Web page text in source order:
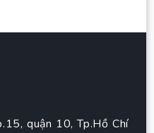
quận 10, Tp.Hồ Chí